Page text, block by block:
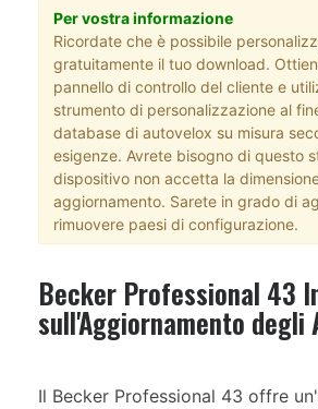
Per vostra informazione
Ricordate che è possibile
gratuitamente il tuo download.
pannello di controllo del cliente e
strumento di personalizzazione al
database di autovelox su misura
esigenze. Avrete bisogno di questo
dispositivo non accetta la
aggiornamento. Sarete in grado di
rimuovere paesi di configurazione.
Becker Professional 43
sull'Aggiornamento degli
Il Becker Professional 43 offre